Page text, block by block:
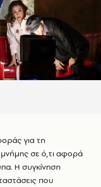
σε ό,τι αφορά
Η συγκίνηση
που